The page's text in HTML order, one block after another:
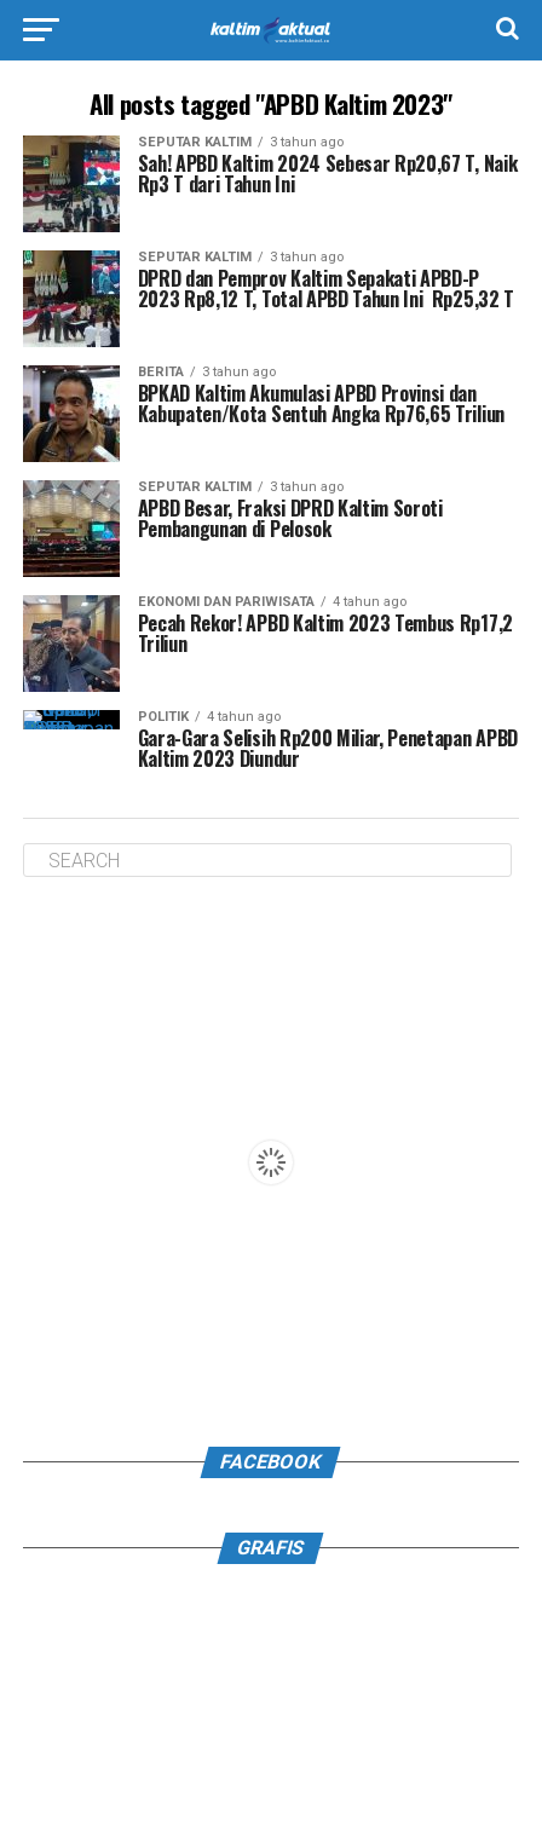
All posts tagged "APBD Kaltim 2023"
SEPUTAR KALTIM 3 tahun ago
Sah! APBD Kaltim 2024 Sebesar Rp20,67 T, Naik
Rp3 T dari Tahun Ini
SEPUTAR KALTIM 3 tahun ago
DPRD dan Pemprov Kaltim Sepakati APBD-P
2023 Rp8,12 T, Total APBD Tahun Ini Rp25,32 T
BERITA 3 tahun ago
BPKAD Kaltim Akumulasi APBD Provinsi dan
Kabupaten/Kota Sentuh Angka Rp76,65 Triliun
SEPUTAR KALTIM 3 tahun ago
APBD Besar, Fraksi DPRD Kaltim Soroti
Pembangunan di Pelosok
EKONOMI DAN PARIWISATA 4 tahun ago
Pecah Rekor! APBD Kaltim 2023 Tembus Rp17,2
Triliun
POLITIK 4 tahun ago
Gara-Gara Selisih Rp200 Miliar, Penetapan APBD
Kaltim 2023 Diundur
FACEBOOK
GRAFIS